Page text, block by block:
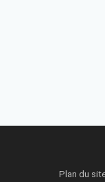
Plan du